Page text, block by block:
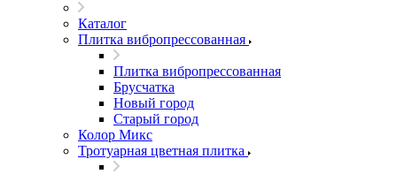
Каталог
Плитка вибропрессованная
Плитка вибропрессованная
Брусчатка
Новый город
Старый город
Колор Микс
Тротуарная цветная плитка